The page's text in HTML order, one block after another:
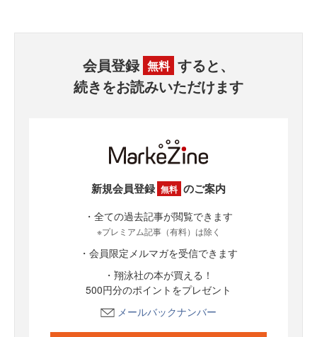
会員登録 無料 すると、
続きをお読みいただけます
新規会員登録 無料 のご案内
・全ての過去記事が閲覧できます
※プレミアム記事（有料）は除く
・会員限定メルマガを受信できます
・翔泳社の本が買える！
500円分のポイントをプレゼント
メールバックナンバー